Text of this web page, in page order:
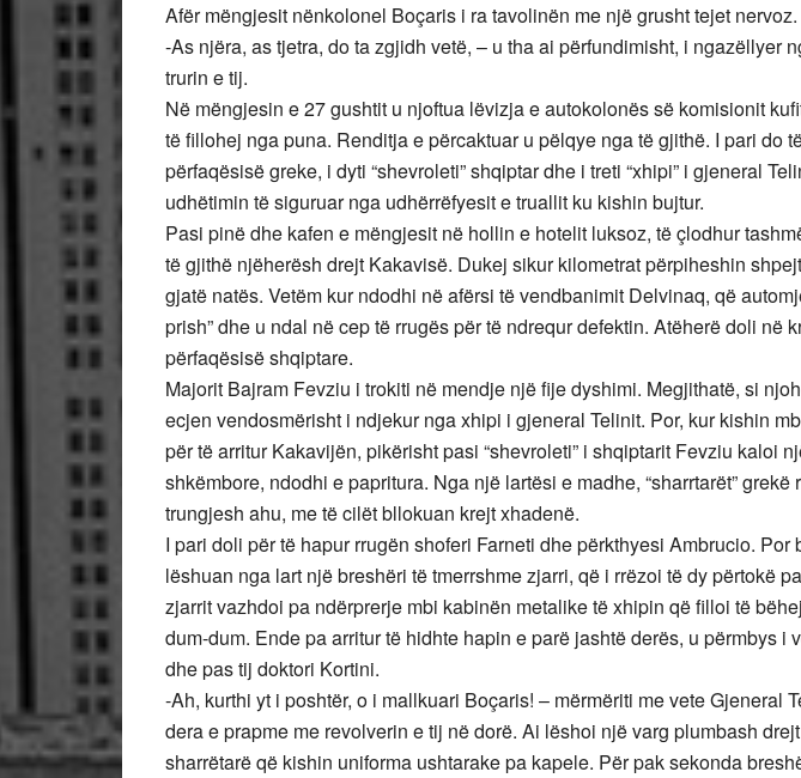
Afër mëngjesit nënkolonel Boçaris i ra tavolinën me një grusht tejet nervoz.
-As njëra, as tjetra, do ta zgjidh vetë, – u tha ai përfundimisht, i ngazëllyer
trurin e tij.
Në mëngjesin e 27 gushtit u njoftua lëvizja e autokolonës së komisionit
të fillohej nga puna. Renditja e përcaktuar u pëlqye nga të gjithë. I pari do
përfaqësisë greke, i dyti “shevroleti” shqiptar dhe i treti “xhipi” i gjeneral
udhëtimin të siguruar nga udhërrëfyesit e truallit ku kishin bujtur.
Pasi pinë dhe kafen e mëngjesit në hollin e hotelit luksoz, të çlodhur
të gjithë njëherësh drejt Kakavisë. Dukej sikur kilometrat përpiheshin
gjatë natës. Vetëm kur ndodhi në afërsi të vendbanimit Delvinaq, që
prish” dhe u ndal në cep të rrugës për të ndrequr defektin. Atëherë doli në
përfaqësisë shqiptare.
Majorit Bajram Fevziu i trokiti në mendje një fije dyshimi. Megjithatë, si
ecjen vendosmërisht i ndjekur nga xhipi i gjeneral Telinit. Por, kur kishin
për të arritur Kakavijën, pikërisht pasi “shevroleti” i shqiptarit Fevziu kaloi
shkëmbore, ndodhi e papritura. Nga një lartësi e madhe, “sharrtarët” grekë
trungjesh ahu, me të cilët bllokuan krejt xhadenë.
I pari doli për të hapur rrugën shoferi Farneti dhe përkthyesi Ambrucio. Por
lëshuan nga lart një breshëri të tmerrshme zjarri, që i rrëzoi të dy përtokë
zjarrit vazhdoi pa ndërprerje mbi kabinën metalike të xhipin që filloi të
dum-dum. Ende pa arritur të hidhte hapin e parë jashtë derës, u përmbys i
dhe pas tij doktori Kortini.
-Ah, kurthi yt i poshtër, o i mallkuari Boçaris! – mërmëriti me vete Gjeneral
dera e prapme me revolverin e tij në dorë. Ai lëshoi një varg plumbash
sharrëtarë që kishin uniforma ushtarake pa kapele. Për pak sekonda